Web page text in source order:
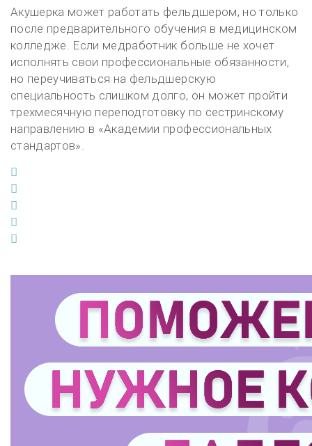
Акушерка может работать фельдшером, но только
после предварительного обучения в медицинском
колледже. Если медработник больше не хочет
исполнять свои профессиональные обязанности,
но переучиваться на фельдшерскую
специальность слишком долго, он может пройти
трехмесячную переподготовку по сестринскому
направлению в «Академии профессиональных
стандартов».